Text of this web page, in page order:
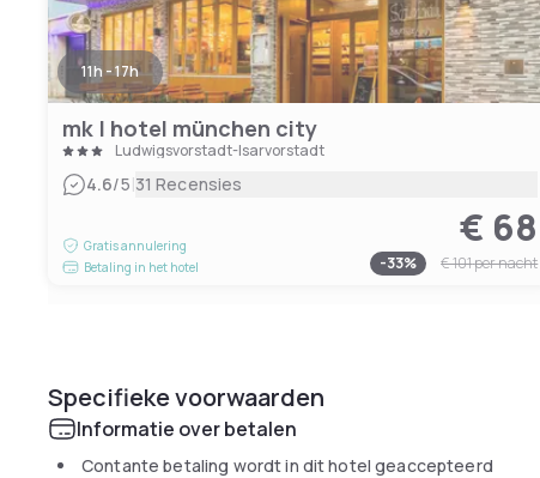
11h - 17h
mk | hotel münchen city
Ludwigsvorstadt-Isarvorstadt
4.6/5|31 Recensies
Gratis annulering
Betaling in het hotel
€ 68
-33% € 101per nacht
Specifieke voorwaarden
Informatie over betalen
Contante betaling wordt in dit hotel geaccepteerd